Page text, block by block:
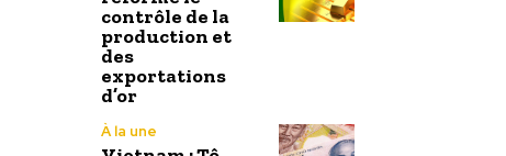
contrôle de la
production et
des
exportations
d’or
À la une